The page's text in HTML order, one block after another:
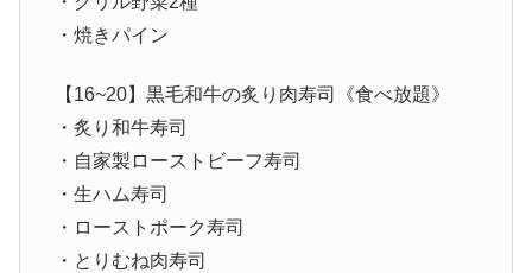
・焼きパイン
【16~20】黒毛和牛の炙り肉寿司《食べ放題》
・炙り和牛寿司
・自家製ローストビーフ寿司
・生ハム寿司
・ローストポーク寿司
・とりむね肉寿司